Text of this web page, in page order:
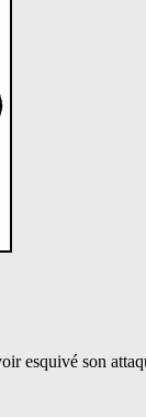
esquivé son